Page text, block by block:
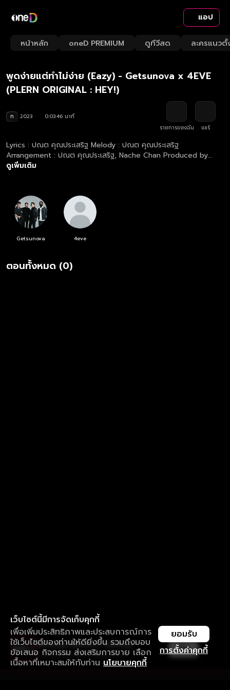
แอป
หน้าหลัก oneD PREMIUM ดูทีวีสด ละครแนวตั้
Loaded:
26.26%
Rate
พูดง่ายแต่ทำไม่ง่าย (Eazy) - Getsunova x 4EVE
(PLERN ORIGINAL : HEY!)
ท 2023
0:03:46 นาที
รายการของฉัน
แชร์
Lyrics : ปณต คุณประเสริฐ Melody : ปณต คุณประเสริฐ
Arrangement : ปณต คุณประเสริฐ, Nache Chan Produced by
ปณต คุณประเสริฐ Co-Produced by Nache Chan Vocal Directors
& Mastered by Henry James Watkins at Studio 28
ดูเพิ่มเติม
Getsunova 4eve
ตอนทั้งหมด (0)
เว็บไซต์นี้มีการจัดเก็บคุกกี้
เพื่อเพิ่มประสิทธิภาพและประสบการณ์การ
ใช้เว็บไซต์ของท่านให้ดียิ่งขึ้น รวมถึงมอบ
ข้อเสนอ กิจกรรม ส่งเสริมการขาย เลือก
เนื้อหาที่เหมาะสมให้กับท่าน นโยบายคุกกี้
การตั้งค่าคุกกี้
ยอมรับ
ใช้งานแอป ลื่นไหลกว่า ไม่มีสะดุด
ดาวน์โหลดแอปเพื่อการรับชมที่ดีกว่า เปิด